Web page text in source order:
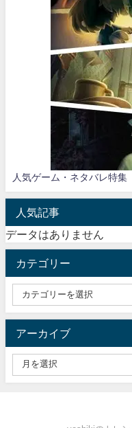
人気ゲーム・ネタバレ特集
人気記事
データはありません
カテゴリー
アーカイブ